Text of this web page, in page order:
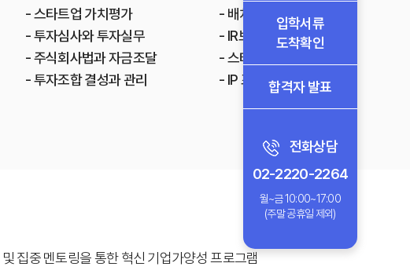
- 스타트업 가치평가
- 투자심사와 투자실무
- 주식회사법과 자금조달
- 투자조합 결성과 관리
- 배치프로그램과 보육
- IR보고서 작성 실무
- 스타트업 마케팅전략
- IP 포트폴리오 전략
집중 멘토링을 통한 혁신 기업가양성 프로그램
입학서류
도착확인
합격자 발표
전화상담
02-2220-2264
월~금 10:00~17:00
(주말 공휴일 제외)